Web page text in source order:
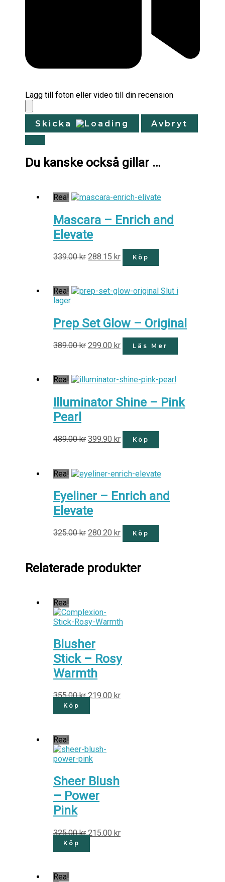
Lägg till foton eller video till din recension
Skicka Avbryt
Du kanske också gillar …
Rea!
Mascara – Enrich and
Elevate
339.00kr 288.15 kr Köp
Rea!
Slut i
lager
Prep Set Glow – Original
389.00kr 299.00 kr Läs Mer
Rea!
Illuminator Shine – Pink
Pearl
489.00kr 399.90 kr Köp
Rea!
Eyeliner – Enrich and
Elevate
325.00kr 280.20 kr Köp
Relaterade produkter
Rea!
Blusher
Stick – Rosy
Warmth
355.00kr 219.00 kr
Köp
Rea!
Sheer Blush
– Power
Pink
325.00kr 215.00kr
Köp
Rea!